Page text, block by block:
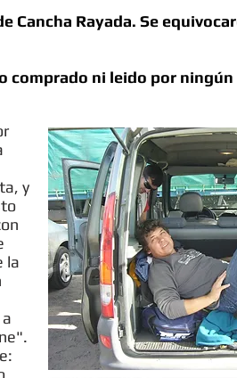
Cancha Rayada. Se
comprado ni leido por ningún
y
la